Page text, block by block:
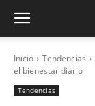
Inicio Tendencias
el bienestar diario
Tendencias